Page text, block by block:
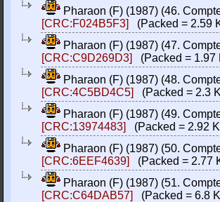
Pharaon (F) (1987) (46.
[CRC:F024B5F3]
(Packed = 2.59
Pharaon (F) (1987) (47.
[CRC:C9D269D3]
(Packed = 1.97
Pharaon (F) (1987) (48.
[CRC:4C5BD4C5]
(Packed = 2.3
Pharaon (F) (1987) (49.
[CRC:13974483]
(Packed = 2.92
Pharaon (F) (1987) (50.
[CRC:6EEF4639]
(Packed = 2.77
Pharaon (F) (1987) (51.
[CRC:C64DAB57]
(Packed = 6.8